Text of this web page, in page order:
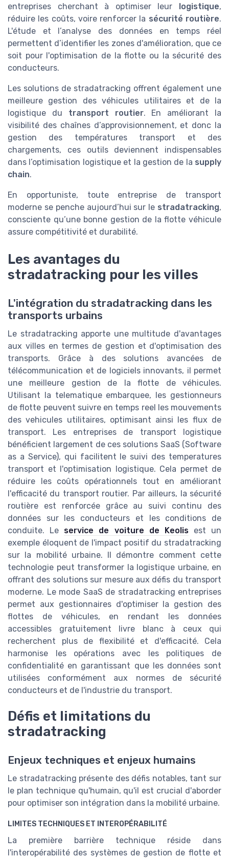
entreprises cherchant à optimiser leur logistique,
réduire les coûts, voire renforcer la sécurité routière.
L'étude et l’analyse des données en temps réel
permettent d’identifier les zones d'amélioration, que ce
soit pour l'optimisation de la flotte ou la sécurité des
conducteurs.
Les solutions de stradatracking offrent également une
meilleure gestion des véhicules utilitaires et de la
logistique du transport routier. En améliorant la
visibilité des chaînes d’approvisionnement, et donc la
gestion des températures transport et des
chargements, ces outils deviennent indispensables
dans l’optimisation logistique et la gestion de la supply
chain.
En opportuniste, toute entreprise de transport
moderne se penche aujourd’hui sur le stradatracking,
consciente qu’une bonne gestion de la flotte véhicule
assure compétitivité et durabilité.
Les avantages du
stradatracking pour les villes
L'intégration du stradatracking dans les
transports urbains
Le stradatracking apporte une multitude d'avantages
aux villes en termes de gestion et d'optimisation des
transports. Grâce à des solutions avancées de
télécommunication et de logiciels innovants, il permet
une meilleure gestion de la flotte de véhicules.
Utilisant la telematique embarquee, les gestionneurs
de flotte peuvent suivre en temps reel les mouvements
des vehicules utilitaires, optimisant ainsi les flux de
transport. Les entreprises de transport logistique
bénéficient largement de ces solutions SaaS (Software
as a Service), qui facilitent le suivi des temperatures
transport et l'optimisation logistique. Cela permet de
réduire les coûts opérationnels tout en améliorant
l'efficacité du transport routier. Par ailleurs, la sécurité
routière est renforcée grâce au suivi continu des
données sur les conducteurs et les conditions de
conduite. Le service de voiture de Keolisest un
exemple éloquent de l'impact positif du stradatracking
sur la mobilité urbaine. Il démontre comment cette
technologie peut transformer la logistique urbaine, en
offrant des solutions sur mesure aux défis du transport
moderne. Le mode SaaS de stradatracking entreprises
permet aux gestionnaires d'optimiser la gestion des
flottes de véhicules, en rendant les données
accessibles gratuitement livre blanc à ceux qui
recherchent plus de flexibilité et d'efficacité. Cela
harmonise les opérations avec les politiques de
confidentialité en garantissant que les données sont
utilisées conformément aux normes de sécurité
conducteurs et de l'industrie du transport.
Défis et limitations du
stradatracking
Enjeux techniques et enjeux humains
Le stradatracking présente des défis notables, tant sur
le plan technique qu'humain, qu'il est crucial d'aborder
pour optimiser son intégration dans la mobilité urbaine.
LIMITES TECHNIQUES ET INTEROPÉRABILITÉ
La première barrière technique réside dans
l'interopérabilité des systèmes de gestion de flotte et